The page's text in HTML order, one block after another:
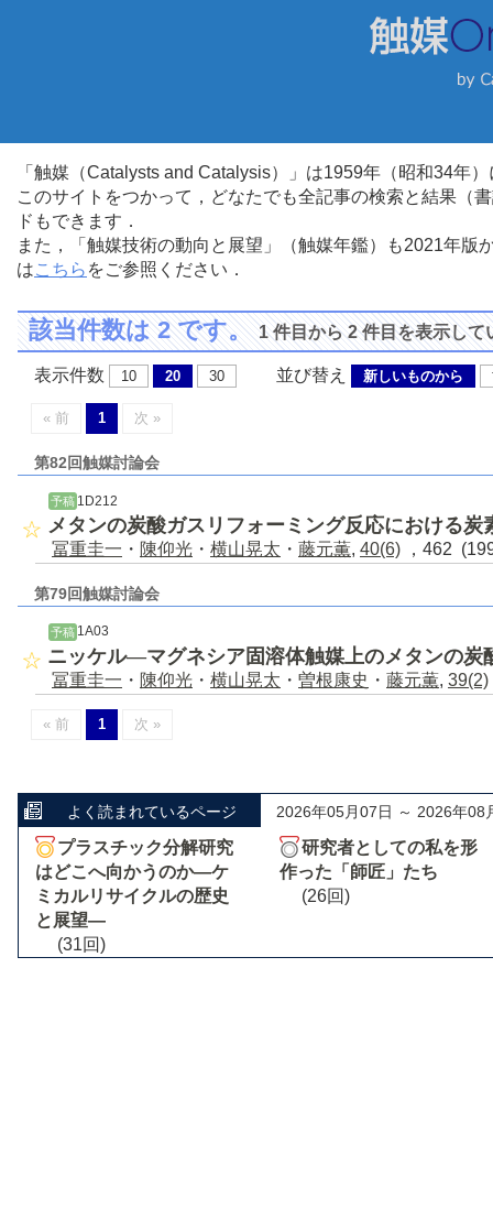
「触媒（Catalysts and Catalysis）」は1959年（昭和34年
このサイトをつかって，どなたでも全記事の検索と結果（
ドもできます．
また，「触媒技術の動向と展望」（触媒年鑑）も2021年
はこちら をご参照ください．
該当件数は 2 です。1 件目から 2 件目を表示して
表示件数 10 20 30 並び替え 新しいものから
« 前 1 次 »
第82回触媒討論会
予稿 1D212
メタンの炭酸ガスリフォーミング反応における炭
冨重圭一 ・ 陳仰光 ・ 横山晃太 ・ 藤元薫, 40(6) ，462
第79回触媒討論会
予稿 1A03
ニッケル―マグネシア固溶体触媒上のメタンの炭
冨重圭一 ・ 陳仰光 ・ 横山晃太 ・ 曽根康史 ・ 藤元薫, 39(2)
« 前 1 次 »
よく読まれているページ 2026年05月07日 ～ 2026年08
プラスチック分解研究
はどこへ向かうのか―ケ
ミカルリサイクルの歴史
と展望―
(31回)
研究者としての私を形
作った「師匠」たち
(26回)